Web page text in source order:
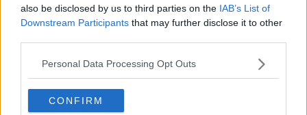
also be disclosed by us to third parties on the IAB’s List of
Downstream Participants that may further disclose it to other
Personal Data Processing Opt Outs
CONFIRM
2025-06-01, 21:38
godboy
Reg: Aug 2012
1234PArtymyra231